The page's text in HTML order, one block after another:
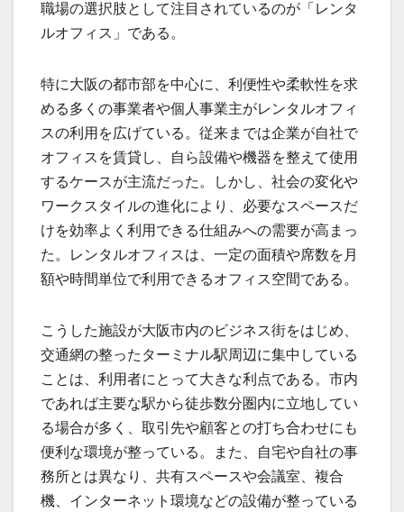
職場の選択肢として注目されているのが「レンタ
ルオフィス」である。
特に大阪の都市部を中心に、利便性や柔軟性を求
める多くの事業者や個人事業主がレンタルオフィ
スの利用を広げている。従来までは企業が自社で
オフィスを賃貸し、自ら設備や機器を整えて使用
するケースが主流だった。しかし、社会の変化や
ワークスタイルの進化により、必要なスペースだ
けを効率よく利用できる仕組みへの需要が高まっ
た。レンタルオフィスは、一定の面積や席数を月
額や時間単位で利用できるオフィス空間である。
こうした施設が大阪市内のビジネス街をはじめ、
交通網の整ったターミナル駅周辺に集中している
ことは、利用者にとって大きな利点である。市内
であれば主要な駅から徒歩数分圏内に立地してい
る場合が多く、取引先や顧客との打ち合わせにも
便利な環境が整っている。また、自宅や自社の事
務所とは異なり、共有スペースや会議室、複合
機、インターネット環境などの設備が整っている